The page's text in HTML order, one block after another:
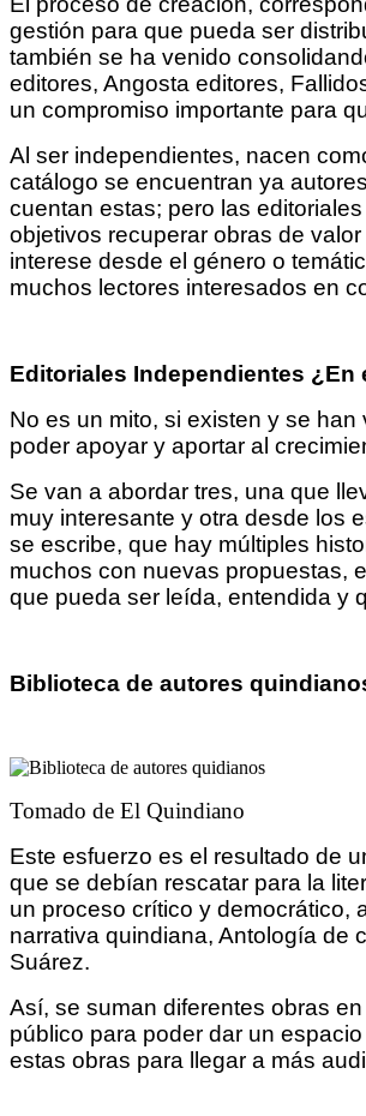
gestión para que pueda ser
también se ha venido
editores, Angosta editores,
un compromiso importante para
Al ser independientes, nacen
catálogo se encuentran ya
cuentan estas; pero las
objetivos recuperar obras de
interese desde el género o
muchos lectores interesados en
Editoriales Independientes ¿En
No es un mito, si existen y se
poder apoyar y aportar al
Se van a abordar tres, una que
muy interesante y otra desde los
se escribe, que hay múltiples
muchos con nuevas propuestas,
que pueda ser leída, entendida y
Biblioteca de autores
Tomado de El Quindiano
Este esfuerzo es el resultado de
que se debían rescatar para la
un proceso crítico y democrático,
narrativa quindiana, Antología de
Suárez.
Así, se suman diferentes obras
público para poder dar un
estas obras para llegar a más